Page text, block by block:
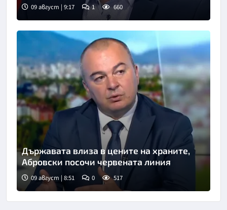
Снимка: бТВ
09 август | 9:17 1 660
Снимка: БНТ
Държавата влиза в цените на храните,
Абровски посочи червената линия
09 август | 8:51 0 517